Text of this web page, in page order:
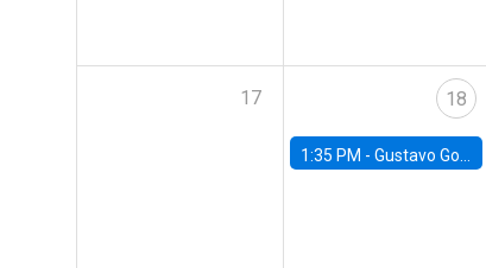
17 18
1:35 PM - Gustavo González, Banco Central de Chile